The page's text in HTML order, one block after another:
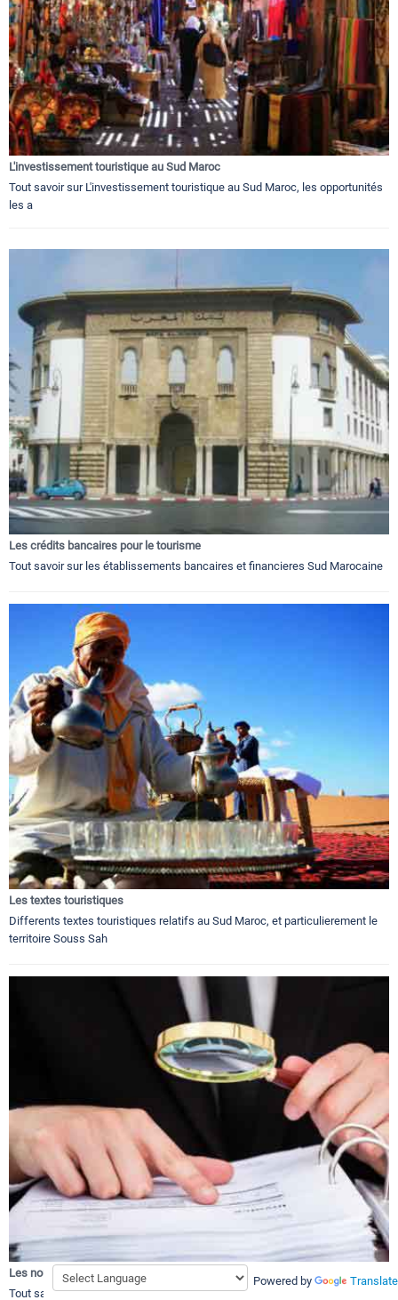
L'investissement touristique au Sud Maroc
Tout savoir sur L'investissement touristique au Sud Maroc, les opportunités
les a
Les crédits bancaires pour le tourisme
Tout savoir sur les établissements bancaires et financieres Sud Marocaine
Les textes touristiques
Differents textes touristiques relatifs au Sud Maroc, et particulierement le
territoire Souss Sah
Les nouveaux classements touristiques
Tout savoir sur les nouveaux classements touristiques au Sud du Maroc
Powered by Translate